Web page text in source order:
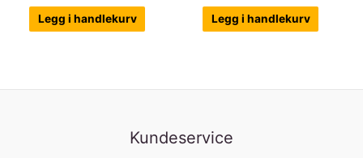
Legg i handlekurv Legg i handlekurv
Kundeservice